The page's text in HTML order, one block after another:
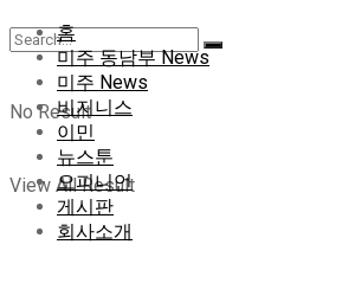
No Result
View All Result
홈
미주 동남부 News
미주 News
비지니스
이민
뉴스툰
오피니언
게시판
회사소개